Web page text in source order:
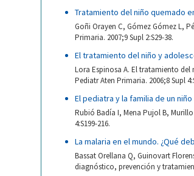
Tratamiento del niño quemado
Goñi Orayen C, Gómez Gómez L,
Primaria. 2007;9 Supl 2:S29-38.
El tratamiento del niño y
Lora Espinosa A. El tratamiento del
Pediatr Aten Primaria. 2006;8 Supl
El pediatra y la familia de un niño
Rubió Badía I, Mena Pujol B,
4:S199-216.
La malaria en el mundo. ¿Qué
Bassat Orellana Q, Guinovart
diagnóstico, prevención y